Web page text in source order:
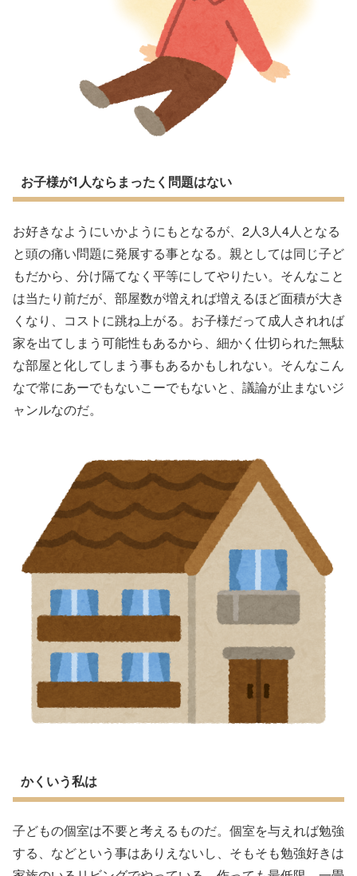
お子様が1人ならまったく問題はない
お好きなようにいかようにもとなるが、2人3人4人となる
と頭の痛い問題に発展する事となる。親としては同じ子ど
もだから、分け隔てなく平等にしてやりたい。そんなこと
は当たり前だが、部屋数が増えれば増えるほど面積が大き
くなり、コストに跳ね上がる。お子様だって成人されれば
家を出てしまう可能性もあるから、細かく仕切られた無駄
な部屋と化してしまう事もあるかもしれない。そんなこん
なで常にあーでもないこーでもないと、議論が止まないジ
ャンルなのだ。
かくいう私は
子どもの個室は不要と考えるものだ。個室を与えれば勉強
する、などという事はありえないし、そもそも勉強好きは